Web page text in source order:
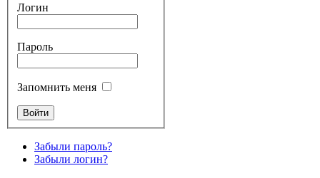
Логин
Пароль
Запомнить меня
Забыли пароль?
Забыли логин?